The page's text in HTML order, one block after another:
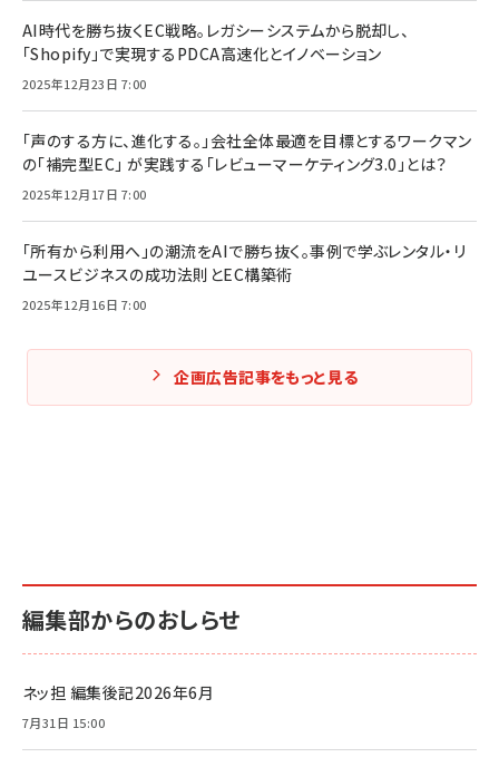
AI時代を勝ち抜くEC戦略。レガシーシステムから脱却し、
「Shopify」で実現するPDCA高速化とイノベーション
2025年12月23日 7:00
「声のする方に、進化する。」会社全体最適を目標とするワークマン
の「補完型EC」 が実践する「レビューマーケティング3.0」とは？
2025年12月17日 7:00
「所有から利用へ」の潮流をAIで勝ち抜く。事例で学ぶレンタル・リ
ユースビジネスの成功法則とEC構築術
2025年12月16日 7:00
企画広告記事をもっと見る
編集部からのおしらせ
ネッ担 編集後記2026年6月
7月31日 15:00